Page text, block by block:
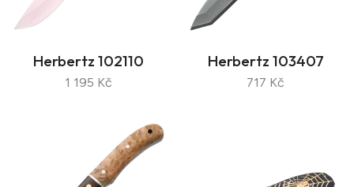
Herbertz 102110
1 195 Kč
Herbertz 103407
717 Kč